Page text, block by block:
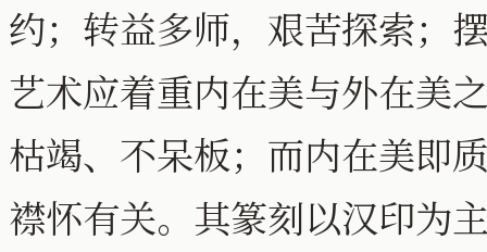
约；转益多师，艰苦探索；
艺术应着重内在美与外在美
枯竭、不呆板；而内在美即
襟怀有关。其篆刻以汉印为